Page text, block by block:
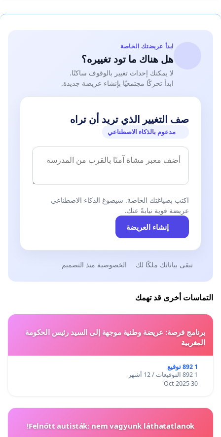
ابدأ عريضتك الخاصة
هل هناك ما تود تغييره؟
لا يمكنك إحداث تغيير بالوقوف ساكنًا.
ابدأ تحركًا مجتمعيًا بإنشاء عريضة جديدة.
صف التغيير الذي تريد أن تراه
مدعوم بالذكاء الاصطناعي
اكتب بصياغتك الخاصة. سيصوغ الذكاء الاصطناعي
عريضة قوية نيابةً عنك.
إنشاء العريضة
تبقى بياناتك ملكًا لك الخصوصية منذ التصميم
التماسات أخرى قد تهمك
برنامج فرصة: عريضة وطنية موجهة إلى السيد رئيس الحكومة
المغربية
1 892 توقيع
1 892 التوقيعات / 12 أشهر
30 Oct 2025
Felnőtt autisták: nem vagyunk láthatatlanok!